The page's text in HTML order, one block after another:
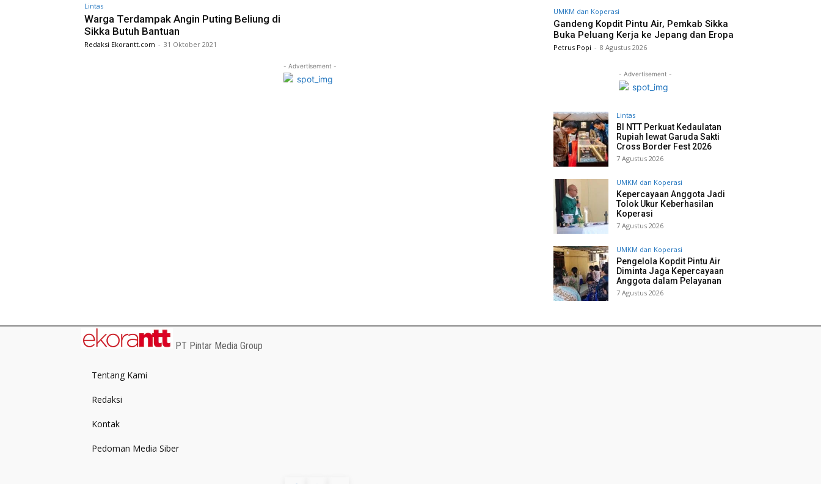
Lintas
Warga Terdampak Angin Puting Beliung di
Sikka Butuh Bantuan
Redaksi Ekorantt.com - 31 Oktober 2021
- Advertisement -
UMKM dan Koperasi
Gandeng Kopdit Pintu Air, Pemkab Sikka
Buka Peluang Kerja ke Jepang dan Eropa
Petrus Popi - 8 Agustus 2026
- Advertisement -
Lintas
BI NTT Perkuat Kedaulatan
Rupiah lewat Garuda Sakti
Cross Border Fest 2026
7 Agustus 2026
UMKM dan Koperasi
Kepercayaan Anggota Jadi
Tolok Ukur Keberhasilan
Koperasi
7 Agustus 2026
UMKM dan Koperasi
Pengelola Kopdit Pintu Air
Diminta Jaga Kepercayaan
Anggota dalam Pelayanan
7 Agustus 2026
PT Pintar Media Group
Tentang Kami
Redaksi
Kontak
Pedoman Media Siber